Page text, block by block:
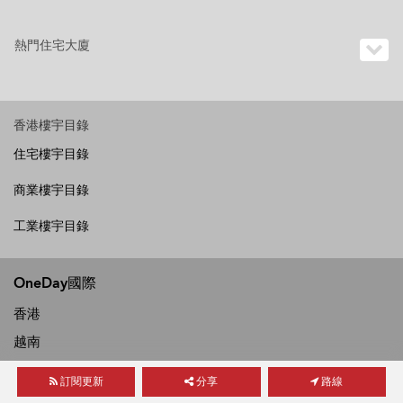
訂閱更新 分享 路線
熱門住宅大廈
香港樓宇目錄
住宅樓宇目錄
商業樓宇目錄
工業樓宇目錄
OneDay國際
香港
越南
菲律賓
泰國